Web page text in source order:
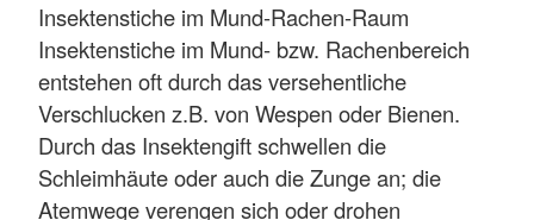
Insektenstiche im Mund-Rachen-Raum
Insektenstiche im Mund- bzw. Rachenbereich
entstehen oft durch das versehentliche
Verschlucken z.B. von Wespen oder Bienen.
Durch das Insektengift schwellen die
Schleimhäute oder auch die Zunge an; die
Atemwege verengen sich oder drohen